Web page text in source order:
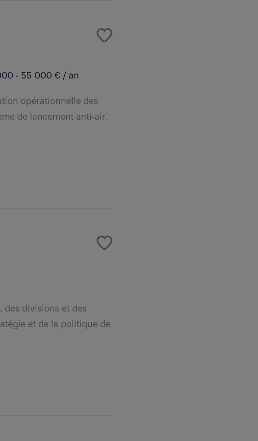
- 55 000 € / an
opérationnelle des
de lancement anti-air.
des divisions et des
et de la politique de